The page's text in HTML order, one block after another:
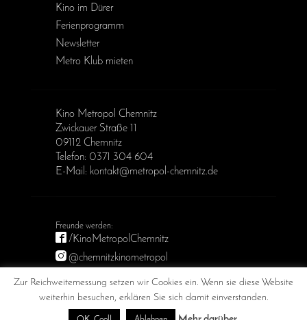
Kino im Dürer
Ferienprogramm
Newsletter
Metro Klub mieten
Kino Metropol Chemnitz
Zwickauer Straße 11
09112 Chemnitz
Telefon: 0371 304 604
E-Mail: kontakt@metropol-chemnitz.de
/KinoMetropolChemnitz
@chemnitzkinometropol
Zur Reichweitemessung setzen wir Cookies ein. Wenn sie diese Website
weiterhin besuchen, erklären Sie sich damit einverstanden.